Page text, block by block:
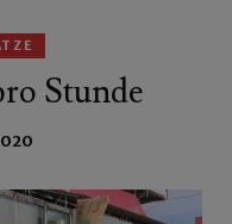
Stunde